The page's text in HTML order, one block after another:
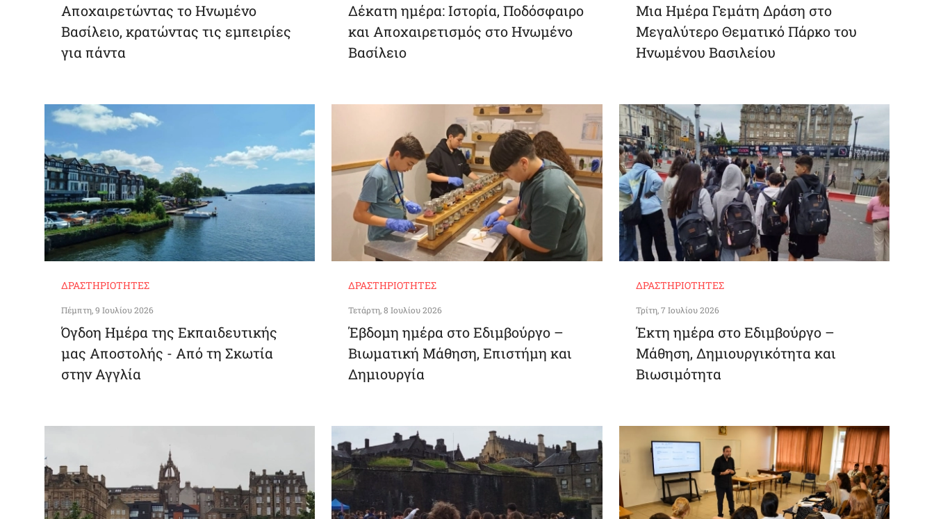
Αποχαιρετώντας το Ηνωμένο
Βασίλειο, κρατώντας τις εμπειρίες
για πάντα
Δέκατη ημέρα: Ιστορία, Ποδόσφαιρο
και Αποχαιρετισμός στο Ηνωμένο
Βασίλειο
Μια Ημέρα Γεμάτη Δράση στο
Μεγαλύτερο Θεματικό Πάρκο του
Ηνωμένου Βασιλείου
ΔΡΑΣΤΗΡΙΌΤΗΤΕΣ
Πέμπτη, 9 Ιουλίου 2026
Όγδοη Ημέρα της Εκπαιδευτικής
μας Αποστολής - Από τη Σκωτία
στην Αγγλία
ΔΡΑΣΤΗΡΙΌΤΗΤΕΣ
Τετάρτη, 8 Ιουλίου 2026
Έβδομη ημέρα στο Εδιμβούργο –
Βιωματική Μάθηση, Επιστήμη και
Δημιουργία
ΔΡΑΣΤΗΡΙΌΤΗΤΕΣ
Τρίτη, 7 Ιουλίου 2026
Έκτη ημέρα στο Εδιμβούργο –
Μάθηση, Δημιουργικότητα και
Βιωσιμότητα